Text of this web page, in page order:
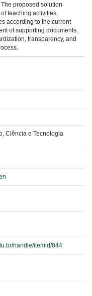
proposed solution
teaching activities,
according to the current
of supporting documents,
transparency, and
Ciência e Tecnologia
handle/itemid/844